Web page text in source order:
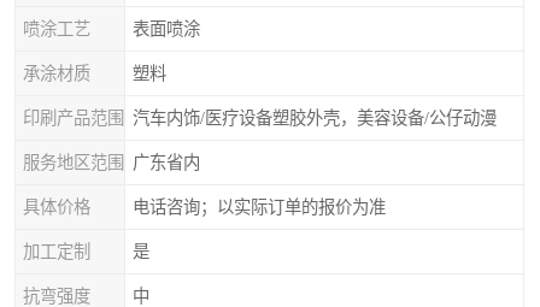
喷涂工艺 表面喷涂
承涂材质 塑料
印刷产品范围 汽车内饰/医疗设备塑胶外壳，美容设备/公仔动漫
服务地区范围 广东省内
具体价格 电话咨询；以实际订单的报价为准
加工定制 是
抗弯强度 中